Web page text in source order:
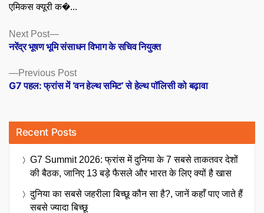
एमिकस क्यूरी क�...
Posts
navigation
Previous PostPrevious
post:
G7 पहल: फ्रांस में ‘वन हेल्थ समिट’ से हेल्थ पॉलिसी को बढ़ावा
Next Post
Next
post:
नरेंद्र भूषण भूमि संसाधन विभाग के सचिव नियुक्त
Recent Posts
G7 Summit 2026: फ्रांस में दुनिया के 7 सबसे ताकतवर देशों
की बैठक, जानिए 13 बड़े फैसले और भारत के लिए क्यों है खास
दुनिया का सबसे जहरीला बिच्छू कौन सा है?, जानें कहाँ पाए जाते हैं
सबसे ज्यादा बिच्छू